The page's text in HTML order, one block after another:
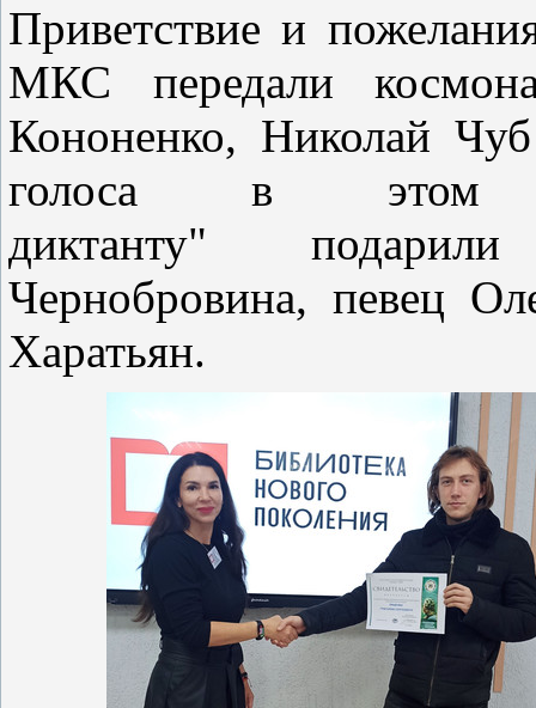
Приветствие и
МКС передали
Кононенко, Николай
голоса в этом
диктанту"
Чернобровина, певец
Харатьян.